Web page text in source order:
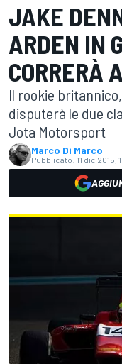
JAKE
ARDEN IN
CORRERÀ
Il rookie
disputerà le due
Jota Motorsport
Marco Di Marco
Pubblicato: 11 dic 2015,